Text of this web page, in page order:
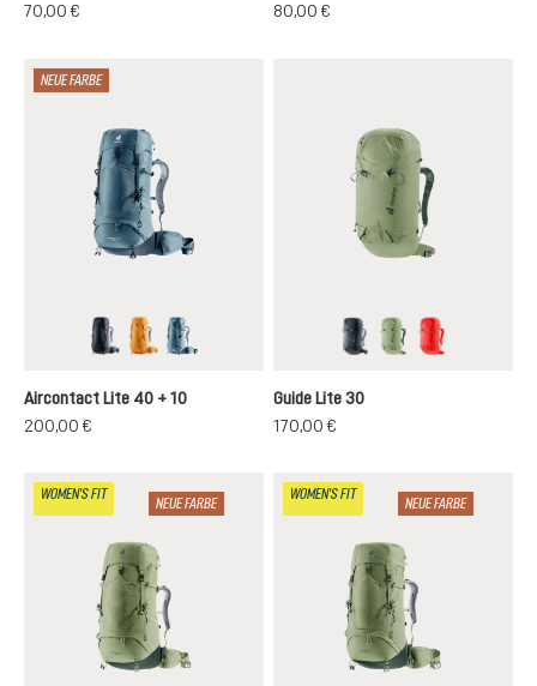
70,00 €
80,00 €
NEUE FARBE
black-graphite
amber-maple
atlantic-ink
Aircontact Lite 40 + 10
200,00 €
blackgrove-ivypoppy-
Guide Lite 30
170,00 €
WOMEN'S FIT
NEUE FARBE
WOMEN'S FIT
NEUE FARBE